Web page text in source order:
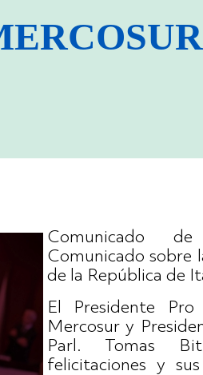
Comunicado de
Comunicado sobre
de la República de
El Presidente
Mercosur y
Parl. Tomas
felicitaciones y